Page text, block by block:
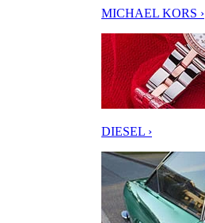
MICHAEL KORS ›
DIESEL ›